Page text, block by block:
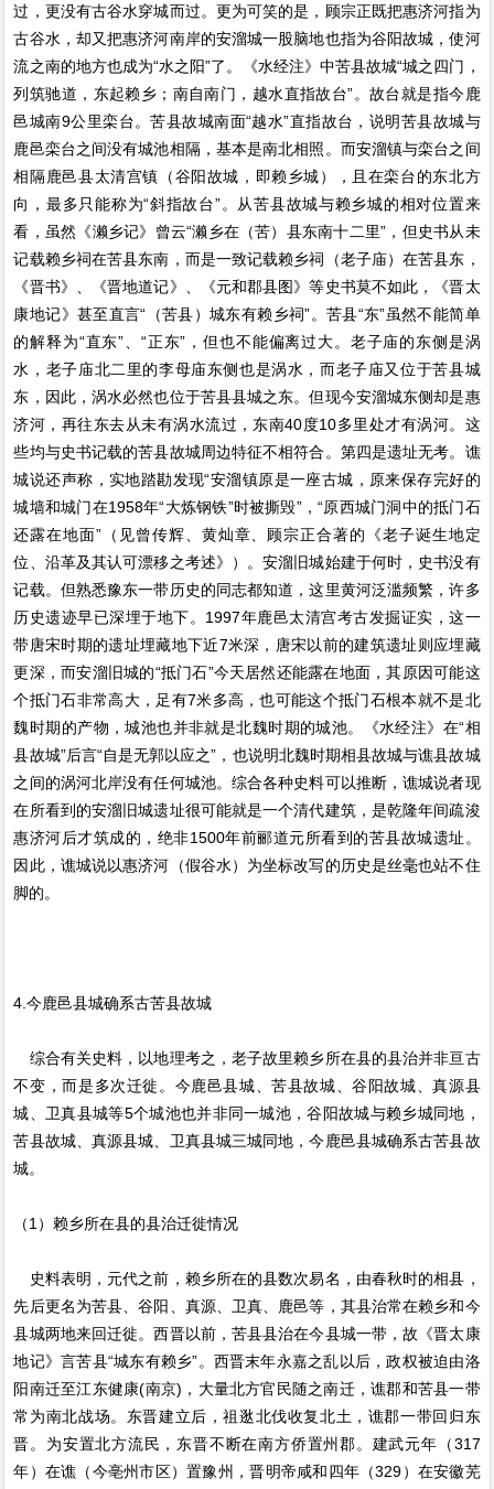
过，更没有古谷水穿城而过。更为可笑的是，顾宗正既把惠济河指为
古谷水，却又把惠济河南岸的安溜城一股脑地也指为谷阳故城，使河
流之南的地方也成为“水之阳”了。《水经注》中苦县故城“城之四门，
列筑驰道，东起赖乡；南自南门，越水直指故台”。故台就是指今鹿
邑城南9公里栾台。苦县故城南面“越水”直指故台，说明苦县故城与
鹿邑栾台之间没有城池相隔，基本是南北相照。而安溜镇与栾台之间
相隔鹿邑县太清宫镇（谷阳故城，即赖乡城），且在栾台的东北方
向，最多只能称为“斜指故台”。从苦县故城与赖乡城的相对位置来
看，虽然《濑乡记》曾云“濑乡在（苦）县东南十二里”，但史书从未
记载赖乡祠在苦县东南，而是一致记载赖乡祠（老子庙）在苦县东，
《晋书》、《晋地道记》、《元和郡县图》等史书莫不如此，《晋太
康地记》甚至直言“（苦县）城东有赖乡祠”。苦县“东”虽然不能简单
的解释为“直东”、“正东”，但也不能偏离过大。老子庙的东侧是涡
水，老子庙北二里的李母庙东侧也是涡水，而老子庙又位于苦县城
东，因此，涡水必然也位于苦县县城之东。但现今安溜城东侧却是惠
济河，再往东去从未有涡水流过，东南40度10多里处才有涡河。这
些均与史书记载的苦县故城周边特征不相符合。第四是遗址无考。谯
城说还声称，实地踏勘发现“安溜镇原是一座古城，原来保存完好的
城墙和城门在1958年“大炼钢铁”时被撕毁”，“原西城门洞中的抵门石
还露在地面”（见曾传辉、黄灿章、顾宗正合著的《老子诞生地定
位、沿革及其认可漂移之考述》）。安溜旧城始建于何时，史书没有
记载。但熟悉豫东一带历史的同志都知道，这里黄河泛滥频繁，许多
历史遗迹早已深埋于地下。1997年鹿邑太清宫考古发掘证实，这一
带唐宋时期的遗址埋藏地下近7米深，唐宋以前的建筑遗址则应埋藏
更深，而安溜旧城的“抵门石”今天居然还能露在地面，其原因可能这
个抵门石非常高大，足有7米多高，也可能这个抵门石根本就不是北
魏时期的产物，城池也并非就是北魏时期的城池。《水经注》在“相
县故城”后言“自是无郭以应之”，也说明北魏时期相县故城与谯县故城
之间的涡河北岸没有任何城池。综合各种史料可以推断，谯城说者现
在所看到的安溜旧城遗址很可能就是一个清代建筑，是乾隆年间疏浚
惠济河后才筑成的，绝非1500年前郦道元所看到的苦县故城遗址。
因此，谯城说以惠济河（假谷水）为坐标改写的历史是丝毫也站不住
脚的。
4.今鹿邑县城确系古苦县故城
综合有关史料，以地理考之，老子故里赖乡所在县的县治并非亘古
不变，而是多次迁徙。今鹿邑县城、苦县故城、谷阳故城、真源县
城、卫真县城等5个城池也并非同一城池，谷阳故城与赖乡城同地，
苦县故城、真源县城、卫真县城三城同地，今鹿邑县城确系古苦县故
城。
（1）赖乡所在县的县治迁徙情况
史料表明，元代之前，赖乡所在的县数次易名，由春秋时的相县，
先后更名为苦县、谷阳、真源、卫真、鹿邑等，其县治常在赖乡和今
县城两地来回迁徙。西晋以前，苦县县治在今县城一带，故《晋太康
地记》言苦县“城东有赖乡”。西晋末年永嘉之乱以后，政权被迫由洛
阳南迁至江东健康(南京)，大量北方官民随之南迁，谯郡和苦县一带
常为南北战场。东晋建立后，祖逖北伐收复北土，谯郡一带回归东
晋。为安置北方流民，东晋不断在南方侨置州郡。建武元年（317
年）在谯（今亳州市区）置豫州，晋明帝咸和四年（329）在安徽芜